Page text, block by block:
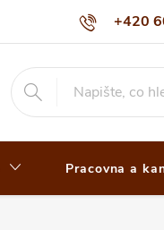
+420
Pracovna a